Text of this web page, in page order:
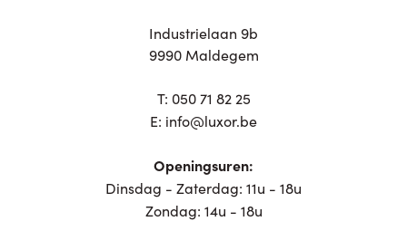
Industrielaan 9b
9990 Maldegem
T: 050 71 82 25
E: info@luxor.be
Openingsuren:
Dinsdag - Zaterdag: 11u - 18u
Zondag: 14u - 18u